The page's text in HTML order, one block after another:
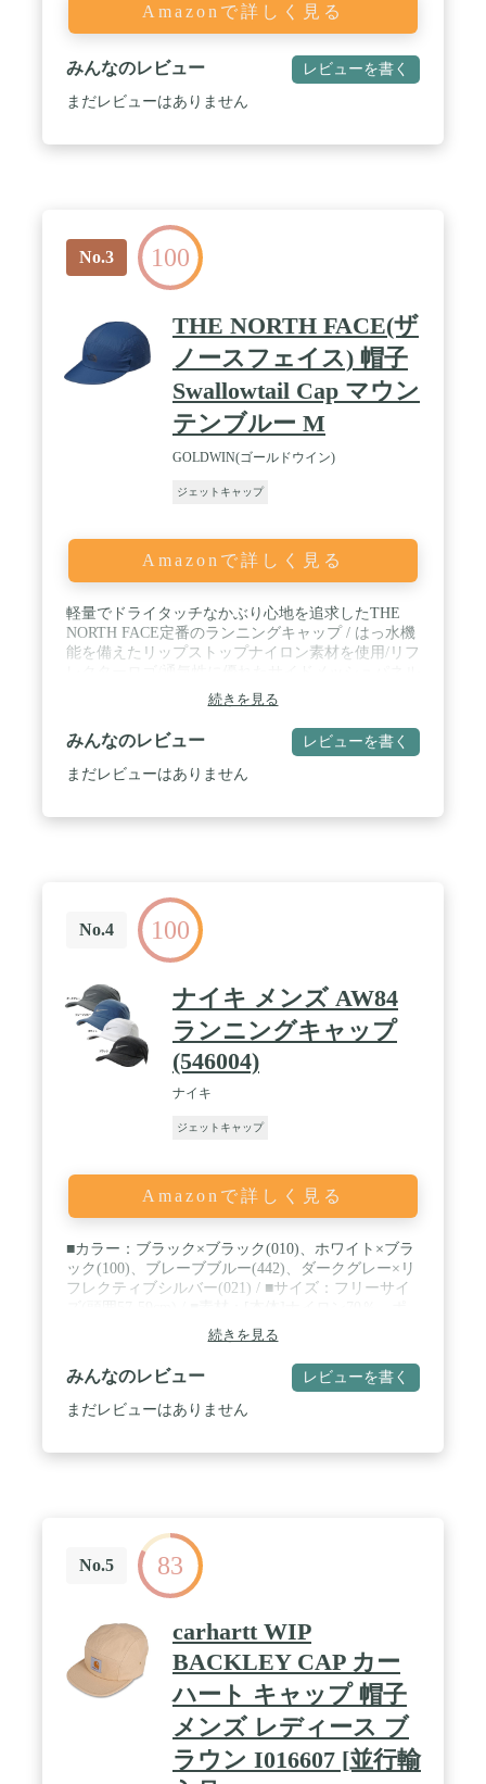
Amazonで詳しく見る
みんなのレビュー レビューを書く
まだレビューはありません
No.3 100
THE NORTH FACE(ザ
ノースフェイス) 帽子
Swallowtail Cap マウン
テンブルー M
GOLDWIN(ゴールドウイン)
ジェットキャップ
Amazonで詳しく見る
軽量でドライタッチなかぶり心地を追求したTHE
NORTH FACE定番のランニングキャップ / はっ水機
能を備えたリップストップナイロン素材を使用/リフ
ベンチレーション /サングラスホール付き / 撥水
Water Resistant/ベンチレーション / 適合サイズ(頭周
り):M(56~58cm)、L(58~60cm)つば長さ:6.7cm
続きを見る
みんなのレビュー レビューを書く
まだレビューはありません
No.4 100
ナイキ メンズ AW84
ランニングキャップ
(546004)
ナイキ
ジェットキャップ
Amazonで詳しく見る
■カラー：ブラック×ブラック(010)、ホワイト×ブラ
ック(100)、ブレーブブルー(442)、ダークグレー×リ
フレクティブシルバー(021) / ■サイズ：フリーサイ
リエステル24％、ポリウレタン6％ [裏地]ポリエス
テル91％、ポリウレタン9％
続きを見る
みんなのレビュー レビューを書く
まだレビューはありません
No.5 83
carhartt WIP
BACKLEY CAP カー
ハート キャップ 帽子
メンズ レディース ブ
ラウン I016607 [並行輸